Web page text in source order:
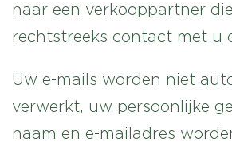
naar een verkooppartner
rechtstreeks contact met u
Uw e-mails worden niet
verwerkt, uw persoonlijke
naam en e-mailadres